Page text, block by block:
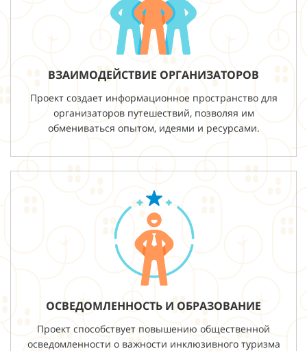
ВЗАИМОДЕЙСТВИЕ ОРГАНИЗАТОРОВ
Проект создает информационное пространство для
организаторов путешествий, позволяя им
обмениваться опытом, идеями и ресурсами.
ОСВЕДОМЛЕННОСТЬ И ОБРАЗОВАНИЕ
Проект способствует повышению общественной
осведомленности о важности инклюзивного туризма